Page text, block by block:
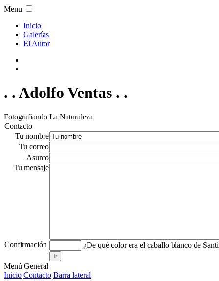
Menu
Inicio
Galerías
El Autor
. . Adolfo Ventas . .
Fotografiando La Naturaleza
Contacto
Tu nombre
Tu correo
Asunto
Tu mensaje
Confirmación ¿De qué color era el caballo blanco de
Ir
Menú General
Inicio Contacto Barra lateral